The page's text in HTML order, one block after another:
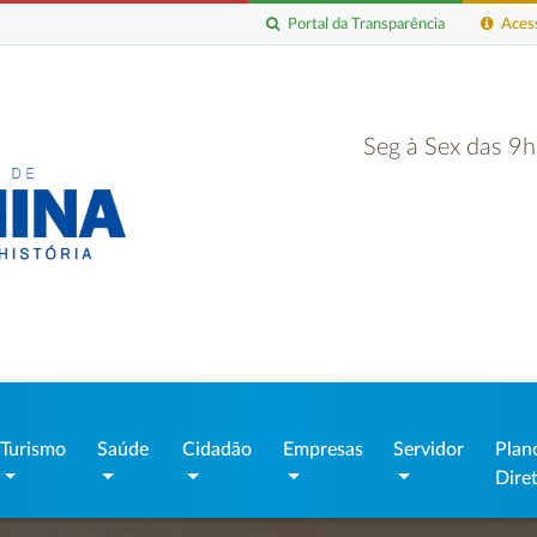
Portal da Transparência
Seg à Sex das
Turismo Saúde Cidadão Empresas Servidor